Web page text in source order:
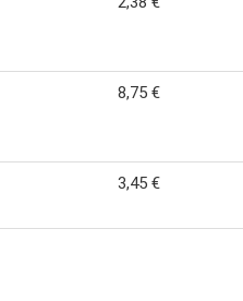
8,75 €
3,45 €